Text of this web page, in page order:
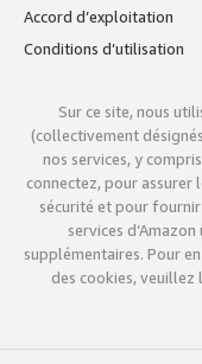
Accord d’exploitation
Conditions d’utilisation
Sur ce site, nous
(collectivement
nos services, y
connectez, pour assurer
sécurité et pour fournir
services
supplémentaires. Pour
des cookies, veuillez